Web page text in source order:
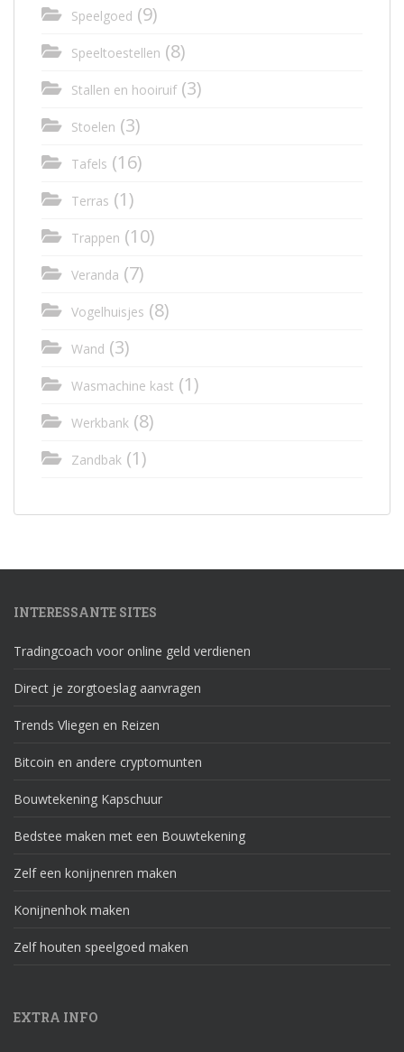
Speelgoed (9)
Speeltoestellen (8)
Stallen en hooiruif(3)
Stoelen (3)
Tafels (16)
Terras (1)
Trappen (10)
Veranda (7)
Vogelhuisjes (8)
Wand (3)
Wasmachine kast (1)
Werkbank (8)
Zandbak (1)
INTERESSANTE SITES
Tradingcoach voor online geld verdienen
Direct je zorgtoeslag aanvragen
Trends Vliegen en Reizen
Bitcoin en andere cryptomunten
Bouwtekening Kapschuur
Bedstee maken met een Bouwtekening
Zelf een konijnenren maken
Konijnenhok maken
Zelf houten speelgoed maken
EXTRA INFO